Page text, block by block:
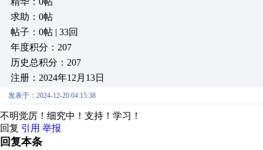
求助：0帖
帖子：0帖 | 33回
年度积分：207
历史总积分：207
注册：2024年12月13日
发表于：2024-12-20 04:15:38
不明觉厉！细究中！支持！学习！
回复 引用 举报
回复本条